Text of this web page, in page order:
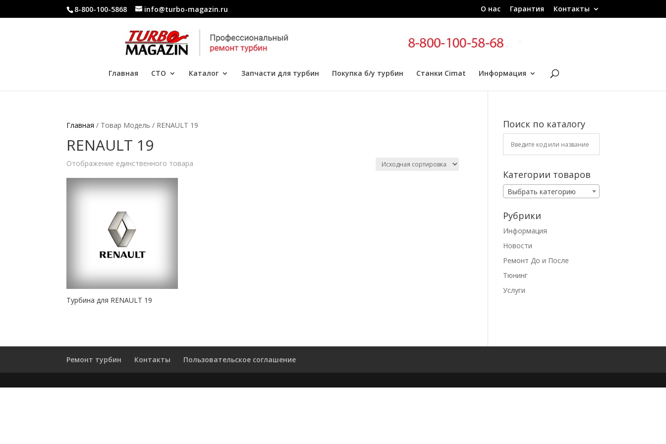
8-800-100-5868 info@turbo-magazin.ru О нас Гарантия Контакты
Главная СТО Каталог Запчасти для турбин Покупка б/у турбин Станки Cimat Информация
Главная / Товар Модель / RENAULT 19
RENAULT 19
Отображение единственного товара
Турбина для RENAULT 19
Поиск по каталогу
Категории товаров
Выбрать категорию
Рубрики
Информация
Новости
Ремонт До и После
Тюнинг
Услуги
Ремонт турбин Контакты Пользовательское соглашение